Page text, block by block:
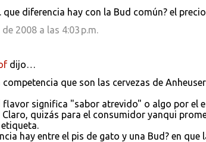
que diferencia hay con la Bud común? el precio
2008 a las 4:03 p.m.
dijo…
competencia que son las cervezas de
flavor significa "sabor atrevido" o algo por el
Claro, quizás para el consumidor yanqui
hay entre el pis de gato y una Bud? en que